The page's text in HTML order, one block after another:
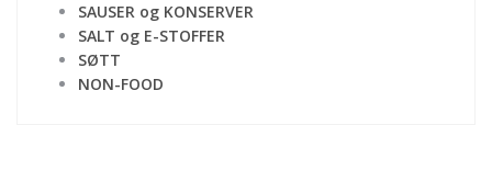
SAUSER og KONSERVER
SALT og E-STOFFER
SØTT
NON-FOOD